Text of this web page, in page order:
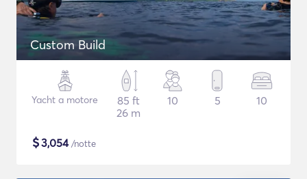
Custom Build
Yacht a motore
85 ft
26 m
10 5 10
$3,054/notte